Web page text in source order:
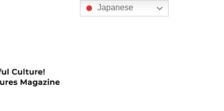
Japanese